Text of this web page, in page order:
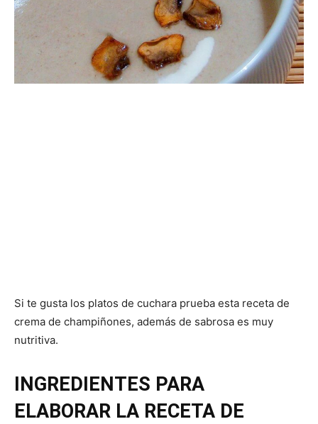
Si te gusta los platos de cuchara prueba esta receta de
crema de champiñones, además de sabrosa es muy
nutritiva.
INGREDIENTES PARA
ELABORAR LA RECETA DE